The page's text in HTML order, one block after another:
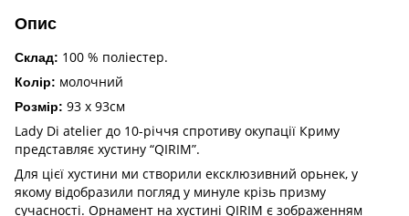
Опис
Склад: 100 % поліестер.
Колір: молочний
Розмір: 93 х 93см
Lady Di atelier до 10-річчя спротиву окупації Криму
представляє хустину “QIRIM”.
Для цієї хустини ми створили ексклюзивний орьнек, у
якому відобразили погляд у минуле крізь призму
сучасності. Орнамент на хустині QIRIM є зображенням